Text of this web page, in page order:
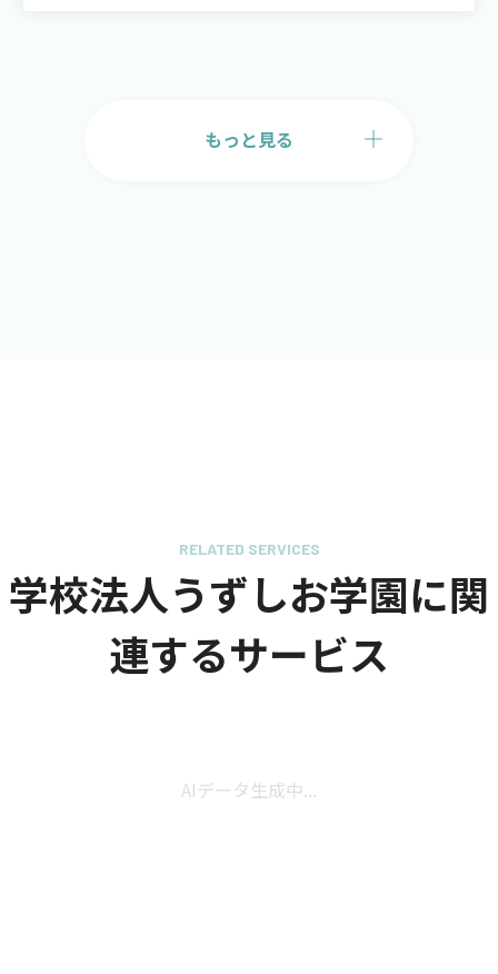
もっと見る
RELATED SERVICES
学校法人うずしお学園に関
連するサービス
AIデータ生成中...